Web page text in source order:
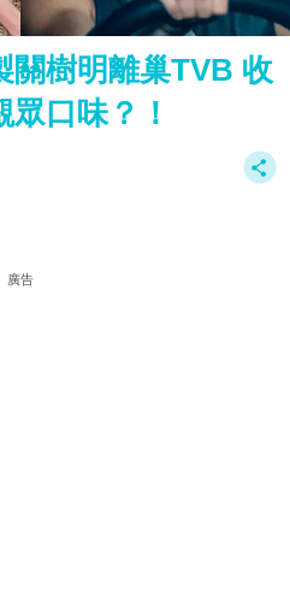
關樹明離巢TVB 收
口味？！
廣告